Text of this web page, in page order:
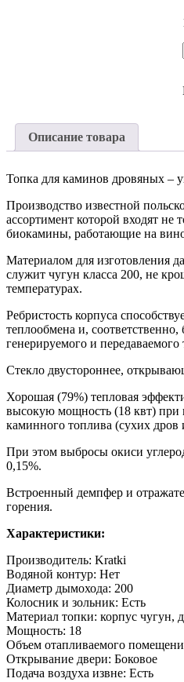
Описание товара
Топка для каминов дровяных –
Производство известной
ассортимент которой входят
биокамины, работающие на
Материалом для изготовления
служит чугун класса 200, не
температурах.
Ребристость корпуса
теплообмена и,
генерируемого и передаваемого
Стекло двустороннее,
Хорошая (79%) тепловая
высокую мощность (18 квт) при
каминного топлива (сухих дров
При этом выбросы окиси
0,15%.
Встроенный демпфер и
горения.
Характеристики:
Производитель: Kratki
Водяной контур: Нет
Диаметр дымохода: 200
Колосник и зольник: Есть
Материал топки: корпус чугун,
Мощность: 18
Объем отапливаемого
Открывание двери: Боковое
Подача воздуха извне: Есть